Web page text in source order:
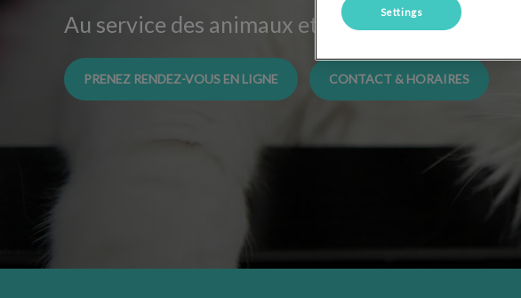
Au service des animaux et de leurs propriétaires
PRENEZ RENDEZ-VOUS EN LIGNE CONTACT & HORAIRES
Settings